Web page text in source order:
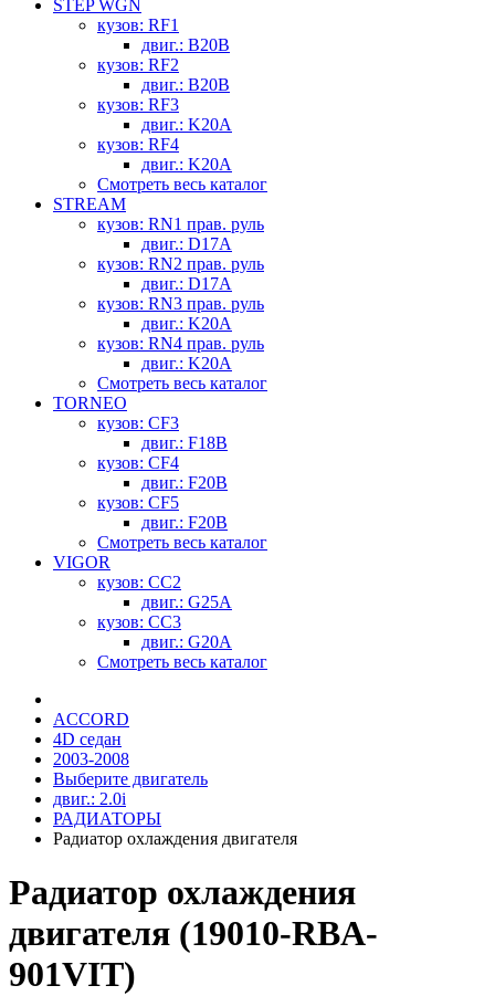
STEP WGN
кузов: RF1
двиг.: B20B
кузов: RF2
двиг.: B20B
кузов: RF3
двиг.: K20A
кузов: RF4
двиг.: K20A
Смотреть весь каталог
STREAM
кузов: RN1 прав. руль
двиг.: D17A
кузов: RN2 прав. руль
двиг.: D17A
кузов: RN3 прав. руль
двиг.: K20A
кузов: RN4 прав. руль
двиг.: K20A
Смотреть весь каталог
TORNEO
кузов: CF3
двиг.: F18B
кузов: CF4
двиг.: F20B
кузов: CF5
двиг.: F20B
Смотреть весь каталог
VIGOR
кузов: CC2
двиг.: G25A
кузов: CC3
двиг.: G20A
Смотреть весь каталог
ACCORD
4D седан
2003-2008
Выберите двигатель
двиг.: 2.0i
РАДИАТОРЫ
Радиатор охлаждения двигателя
Радиатор охлаждения
двигателя (19010-RBA-
901VIT)